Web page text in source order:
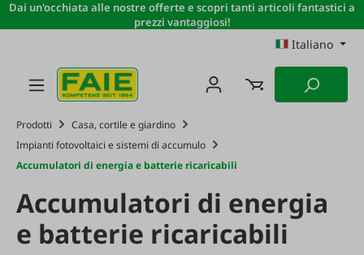
Passa al contenuto principale
Dai un'occhiata alle nostre offerte e scopri tanti articoli fantastici a
prezzi vantaggiosi!
Italiano
Prodotti
Casa, cortile e giardino
Impianti fotovoltaici e sistemi di accumulo
Accumulatori di energia e batterie ricaricabili
Accumulatori di energia
e batterie ricaricabili